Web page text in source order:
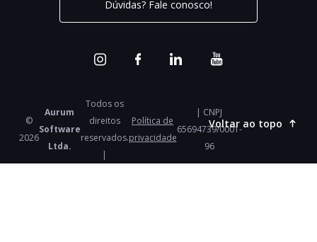
Dúvidas? Fale conosco!
©
2026
Aurum
Software
Ltda.
Todos os
direitos
reservados.
|
Política de
privacidade
| CNPJ
65694739/0001-
96
Voltar ao topo